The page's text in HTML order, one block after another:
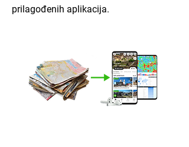
prilagođenih aplikacija.